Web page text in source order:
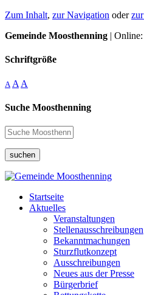
Zum Inhalt, zur Navigation oder
Gemeinde Moosthenning |
Schriftgröße
A A A
Suche Moosthenning
suchen
Startseite
Aktuelles
Veranstaltungen
Stellenausschreibungen
Bekanntmachungen
Sturzflutkonzept
Ausschreibungen
Neues aus der Presse
Bürgerbrief